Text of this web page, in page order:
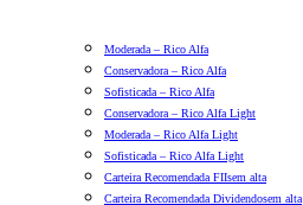
Moderada – Rico Alfa
Conservadora – Rico Alfa
Sofisticada – Rico Alfa
Conservadora – Rico Alfa Light
Moderada – Rico Alfa Light
Sofisticada – Rico Alfa Light
Carteira Recomendada FIIsem alta
Carteira Recomendada Dividendosem alta